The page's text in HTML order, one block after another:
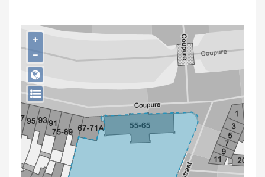
Downloads
Hergebruik
Aanmelden
+
−